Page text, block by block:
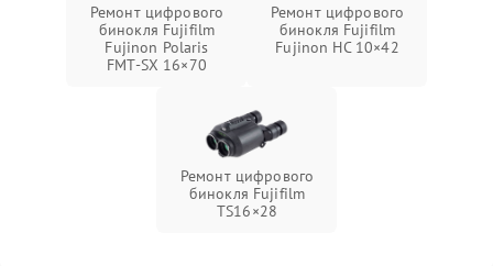
Ремонт цифрового
бинокля Fujifilm
Fujinon Polaris
FMT‑SX 16×70
Ремонт цифрового
бинокля Fujifilm
Fujinon HC 10×42
Ремонт цифрового
бинокля Fujifilm
TS16×28